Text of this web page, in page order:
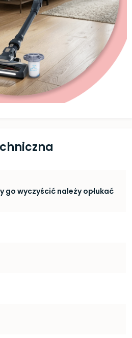
go wyczyścić należy opłukać